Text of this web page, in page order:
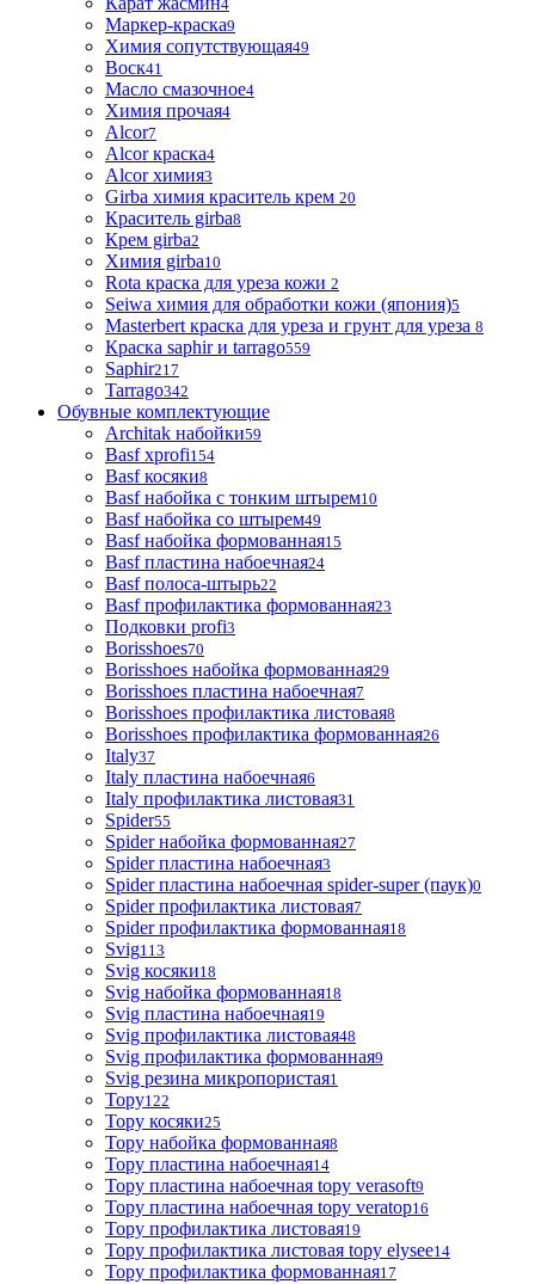
4
Маркер-краска9
Химия сопутствующая49
Воск41
Масло смазочное4
Химия прочая4
Alcor7
Alcor краска4
Alcor химия3
Girba химия краситель крем 20
Краситель girba8
Крем girba2
Химия girba10
Rota краска для уреза кожи 2
Seiwa химия для обработки кожи (япония)5
Masterbert краска для уреза и грунт для уреза 8
Краска saphir и tarrago559
Saphir217
Tarrago342
Обувные комплектующие
Architak набойки59
Basf xprofi154
Basf косяки8
Basf набойка с тонким штырем10
Basf набойка со штырем49
Basf набойка формованная15
Basf пластина набоечная24
Basf полоса-штырь22
Basf профилактика формованная23
Подковки profi3
Borisshoes70
Borisshoes набойка формованная29
Borisshoes пластина набоечная7
Borisshoes профилактика листовая8
Borisshoes профилактика формованная26
Italy37
Italy пластина набоечная6
Italy профилактика листовая31
Spider55
Spider набойка формованная27
Spider пластина набоечная3
Spider пластина набоечная spider-super (паук)0
Spider профилактика листовая7
Spider профилактика формованная18
Svig113
Svig косяки18
Svig набойка формованная18
Svig пластина набоечная19
Svig профилактика листовая48
Svig профилактика формованная9
Svig резина микропористая1
Topy122
Topy косяки25
Topy набойка формованная8
Topy пластина набоечная14
Topy пластина набоечная topy verasoft9
Topy пластина набоечная topy veratop16
Topy профилактика листовая19
Topy профилактика листовая topy elysee14
Topy профилактика формованная17